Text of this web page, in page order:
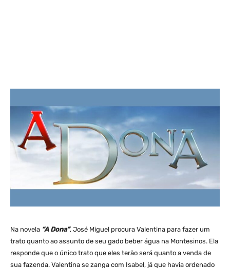
Na novela “A Dona”, José Miguel procura Valentina para fazer um
trato quanto ao assunto de seu gado beber água na Montesinos. Ela
responde que o único trato que eles terão será quanto a venda de
sua fazenda. Valentina se zanga com Isabel, já que havia ordenado